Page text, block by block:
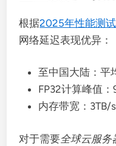
根据2025年性能测
网络延迟表现优异：
至中国大陆：平
FP32计算峰值：
内存带宽：3TB/
对于需要全球云服务